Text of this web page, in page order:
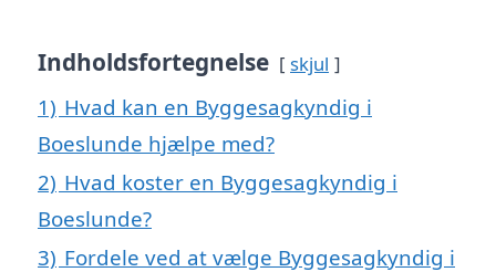
Indholdsfortegnelse skjul
1) Hvad kan en Byggesagkyndig i
Boeslunde hjælpe med?
2) Hvad koster en Byggesagkyndig i
Boeslunde?
3) Fordele ved at vælge Byggesagkyndig i